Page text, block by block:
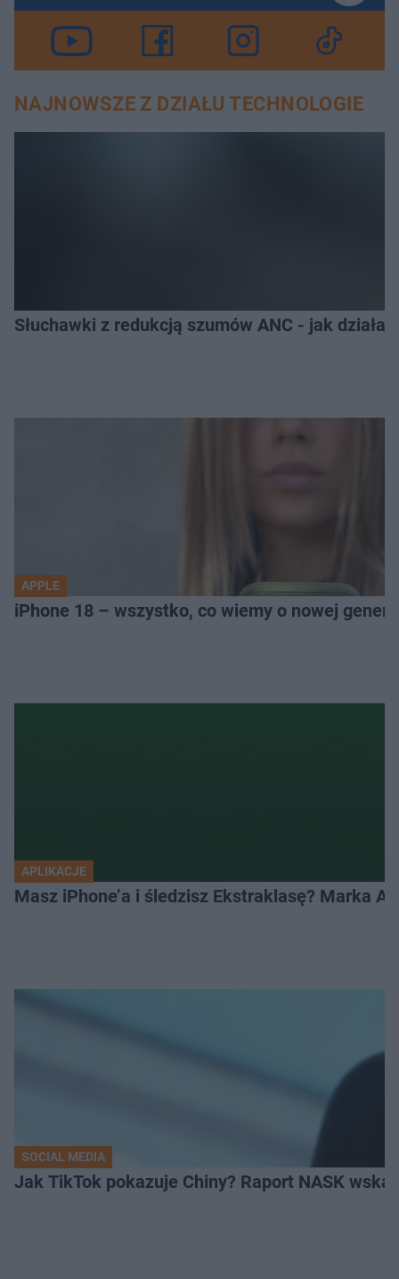
NAJNOWSZE Z DZIAŁU TECHNOLOGIE
Słuchawki z redukcją szumów ANC - jak
APPLE
iPhone 18 – wszystko, co wiemy o nowej
APLIKACJE
Masz iPhone’a i śledzisz Ekstraklasę? Marka
SOCIAL MEDIA
Jak TikTok pokazuje Chiny? Raport NASK